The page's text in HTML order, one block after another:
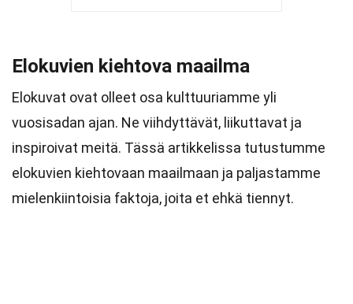
Elokuvien kiehtova maailma
Elokuvat ovat olleet osa kulttuuriamme yli
vuosisadan ajan. Ne viihdyttävät, liikuttavat ja
inspiroivat meitä. Tässä artikkelissa tutustumme
elokuvien kiehtovaan maailmaan ja paljastamme
mielenkiintoisia faktoja, joita et ehkä tiennyt.